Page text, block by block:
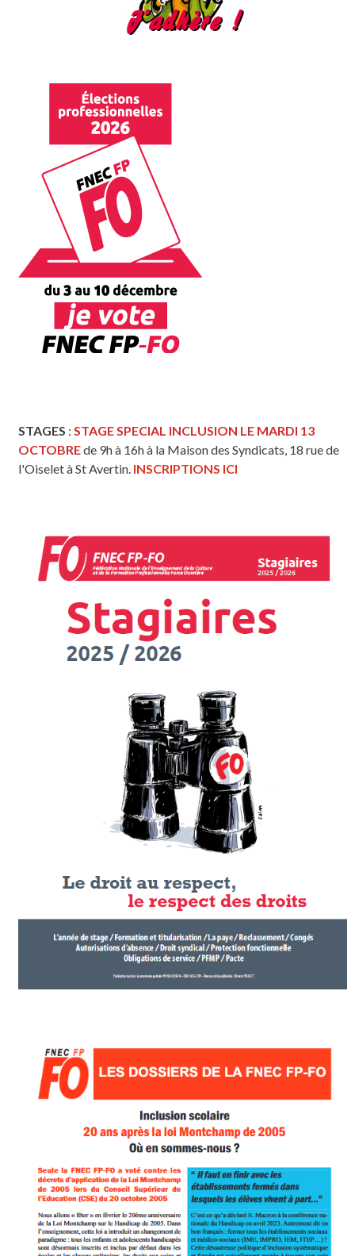
STAGES : STAGE SPECIAL INCLUSION LE MARDI 13
OCTOBREde 9h à 16h à la Maison des Syndicats, 18 rue de
l'Oiselet à St Avertin. INSCRIPTIONS ICI